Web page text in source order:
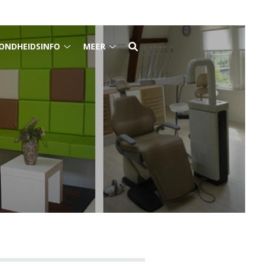
Gezondheidsinfo
submenu
MEER
Meer
submenu